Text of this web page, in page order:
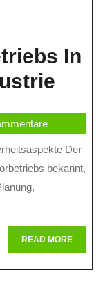
In
Des
Der
bekannt,
READ MOREREAD
MORE